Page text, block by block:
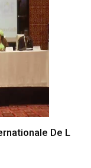
De L